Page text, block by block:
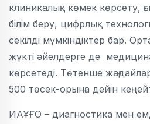
клиникалық көмек көрсету,
білім беру, цифрлық
секілді мүмкіндіктер бар.
жүкті әйелдерге де
көрсетеді. Төтенше
500 төсек-орынға дейін
ИАҰҒО – диагностика мен